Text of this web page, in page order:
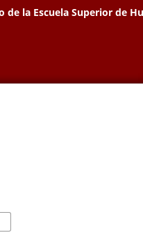
de la Escuela Superior de